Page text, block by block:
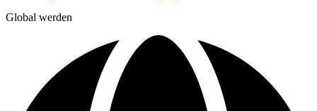
Global werden